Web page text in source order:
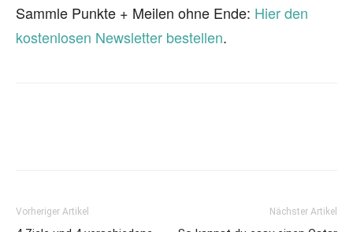
Sammle Punkte + Meilen ohne Ende: Hier den
kostenlosen Newsletter bestellen.
Vorheriger Artikel Nächster Artikel